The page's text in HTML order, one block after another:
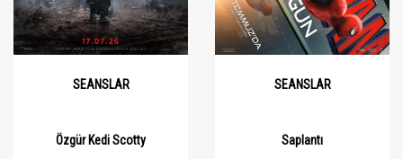
SEANSLAR SEANSLAR
Özgür Kedi Scotty Saplantı